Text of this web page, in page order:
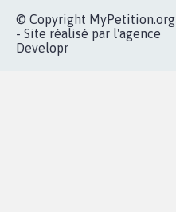
© Copyright MyPetition.org
- Site réalisé par l'agence
Developr